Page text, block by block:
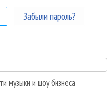
(активная вкладка)
Забыли пароль?
музыки и шоу бизнеса